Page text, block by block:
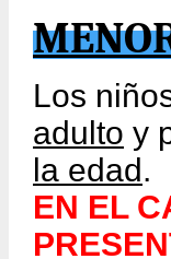
Los
adulto y
la edad.
EN EL